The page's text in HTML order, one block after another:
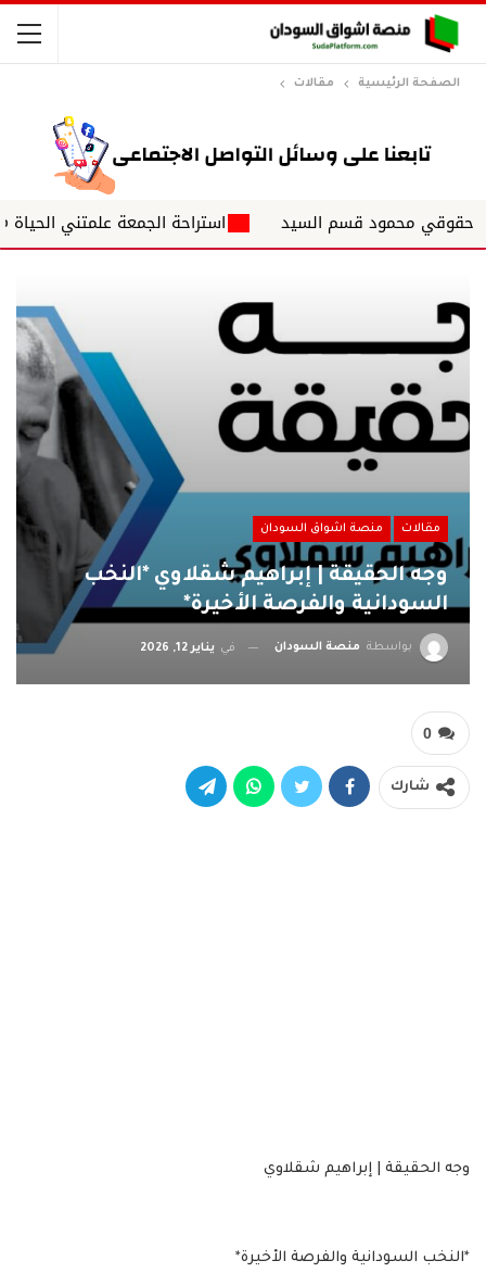
الصفحة الرئيسية مقالات
قسم السيد استراحة الجمعة علمتني الحياة ✍️ د.
مقالات منصة اشواق السودان
وجه الحقيقة | إبراهيم شقلاوي *النخب
السودانية والفرصة الأخيرة*
بواسطة منصة السودان في يناير 12, 2026
0
شارك
وجه الحقيقة | إبراهيم شقلاوي
*النخب السودانية والفرصة الأخيرة*